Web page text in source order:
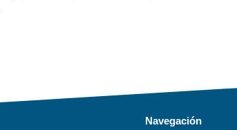
Navegación